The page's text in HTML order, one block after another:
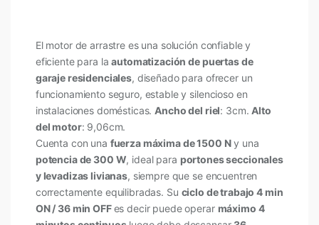
El motor de arrastre es una solución confiable y
eficiente para laautomatización de puertas de
garaje residenciales, diseñado para ofrecer un
funcionamiento seguro, estable y silencioso en
instalaciones domésticas. Ancho del riel: 3cm. Alto
del motor: 9,06cm.
Cuenta con una fuerza máxima de 1500 Ny una
potencia de 300 W, ideal para portones seccionales
y levadizas livianas, siempre que se encuentren
correctamente equilibradas. Su ciclo de trabajo 4 min
ON / 36 min OFFes decir puede operar máximo 4